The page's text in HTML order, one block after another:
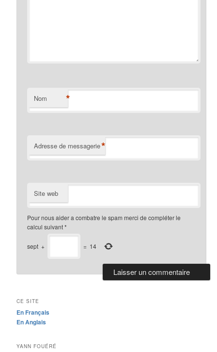
Nom *
Adresse de messagerie*
Site web
Pour nous aider a combatre le spam merci de compléter le
calcul suivant*
sept + = 14
CE SITE
En Français
En Anglais
YANN FOUÉRÉ